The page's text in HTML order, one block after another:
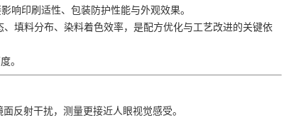
响印刷适性、包装防护性能与外观效果。
填料分布、染料着色效率，是配方优化与工艺改进的关键依
。
反射干扰，测量更接近人眼视觉感受。